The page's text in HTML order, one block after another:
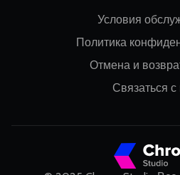
Условия
Политика
Отмена и
Связаться